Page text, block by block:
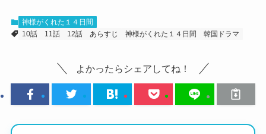
神様がくれた１４日間
10話
11話 12話 あらすじ 神様がくれた１４日間 韓国ドラマ
よかったらシェアしてね！